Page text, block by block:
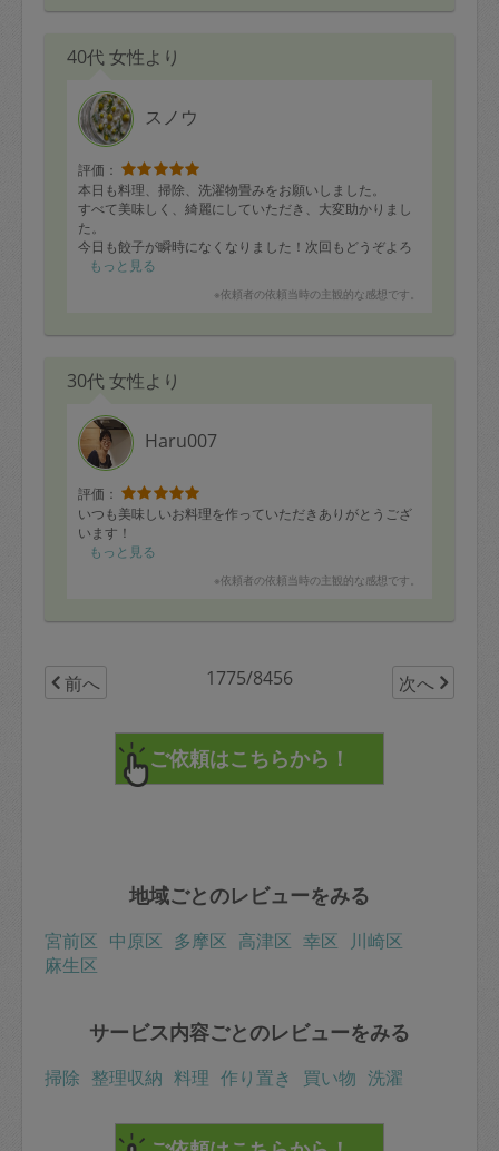
40代 女性より
スノウ
評価：
本日も料理、掃除、洗濯物畳みをお願いしました。
すべて美味しく、綺麗にしていただき、大変助かりまし
た。
今日も餃子が瞬時になくなりました！次回もどうぞよろ
しくお願いいたします。
もっと見る
※依頼者の依頼当時の主観的な感想です。
30代 女性より
Haru007
評価：
いつも美味しいお料理を作っていただきありがとうござ
います！
もっと見る
※依頼者の依頼当時の主観的な感想です。
前へ 1775/8456 次へ
地域ごとのレビューをみる
宮前区 中原区 多摩区 高津区 幸区
川崎区
麻生区
サービス内容ごとのレビューをみる
掃除 整理収納 料理 作り置き 買い物 洗濯